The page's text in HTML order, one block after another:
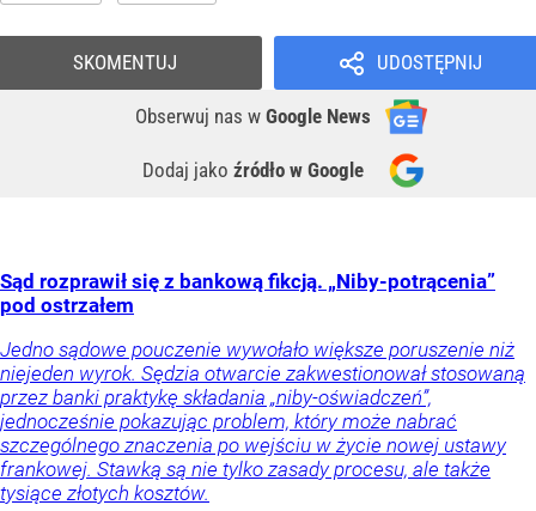
UDOSTĘPNIJ
Obserwuj nas w Google News
Dodaj jako źródło w Google
SKOMENTUJ
Sąd rozprawił się z bankową fikcją. „Niby-potrącenia”
pod ostrzałem
Jedno sądowe pouczenie wywołało większe poruszenie niż
niejeden wyrok. Sędzia otwarcie zakwestionował stosowaną
przez banki praktykę składania „niby-oświadczeń”,
jednocześnie pokazując problem, który może nabrać
szczególnego znaczenia po wejściu w życie nowej ustawy
frankowej. Stawką są nie tylko zasady procesu, ale także
tysiące złotych kosztów.